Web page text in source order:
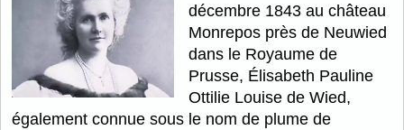
décembre 1843 au château
Monrepos près de Neuwied
dans le Royaume de
Prusse, Élisabeth Pauline
Ottilie Louise de Wied,
également connue sous le nom de plume de